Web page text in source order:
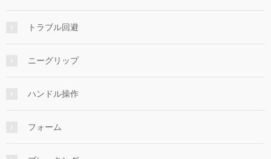
トラブル回避
ニーグリップ
ハンドル操作
フォーム